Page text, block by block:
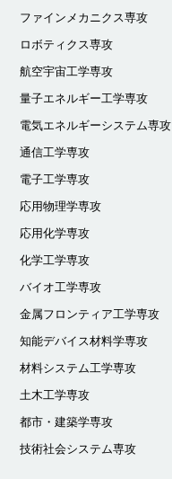
ファインメカニクス専攻
ロボティクス専攻
航空宇宙工学専攻
量子エネルギー工学専攻
電気エネルギーシステム専攻
通信工学専攻
電子工学専攻
応用物理学専攻
応用化学専攻
化学工学専攻
バイオ工学専攻
金属フロンティア工学専攻
知能デバイス材料学専攻
材料システム工学専攻
土木工学専攻
都市・建築学専攻
技術社会システム専攻